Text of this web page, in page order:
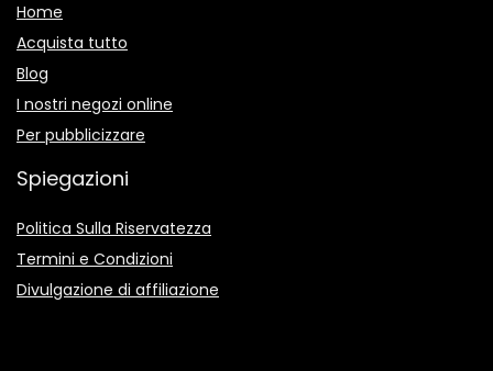
Home
Acquista tutto
Blog
I nostri negozi online
Per pubblicizzare
Spiegazioni
Politica Sulla Riservatezza
Termini e Condizioni
Divulgazione di affiliazione